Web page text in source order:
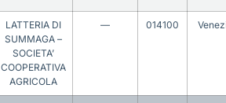
LATTERIA DI
SUMMAGA –
SOCIETA’
COOPERATIVA
AGRICOLA
— 014100